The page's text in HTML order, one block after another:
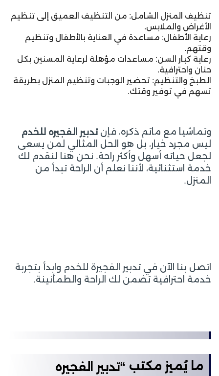
تنظيف المنزل الشامل: من التنظيف العميق إلى تنظيم
الأغراض والملابس.
رعاية الأطفال: مساعدة في العناية بالأطفال وتنظيم
وقتهم.
رعاية كبار السن: مساعدات مؤهلة لرعاية المسنين بكل
حنان واحترافية.
الطبخ والتنظيم: تحضير الوجبات وتنظيم المنزل بطريقة
تسهم في توفير وقتك.
وتماشيا مع ماتم ذكره، فإنتدبير الفجيره للخدم
ليس مجرد خيار، بل هو الحل المثالي لمن يسعى
لجعل حياته أسهل وأكثر راحة. نحن هنا لنقدم لك
خدمة استثنائية، لأننا نعلم أن الراحة تبدأ من
المنزل.
اتصل بنا الآن في تدبير الفجيرة للخدم وابدأ بتجربة
خدمة احترافية تضمن لك الراحة والطمأنينة.
ما يُميز مكتب “تدبير الفجيره